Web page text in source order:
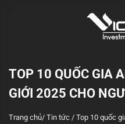
TOP 10 QUỐC GIA
GIỚI 2025 CHO
Trang chủ/ Tin tức / Top 10 quốc